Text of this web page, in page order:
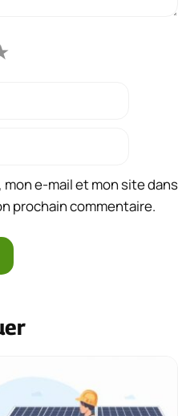
e-mail et mon site dans
prochain commentaire.